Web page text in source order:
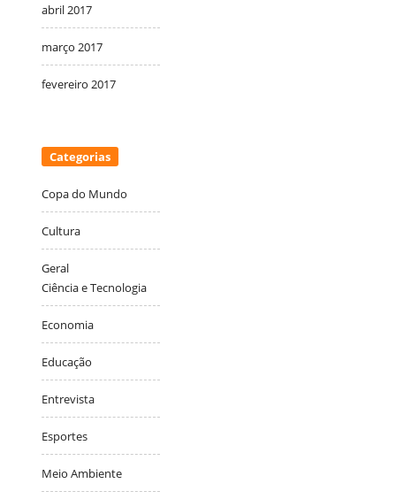
abril 2017
março 2017
fevereiro 2017
Categorias
Copa do Mundo
Cultura
Geral
Ciência e Tecnologia
Economia
Educação
Entrevista
Esportes
Meio Ambiente